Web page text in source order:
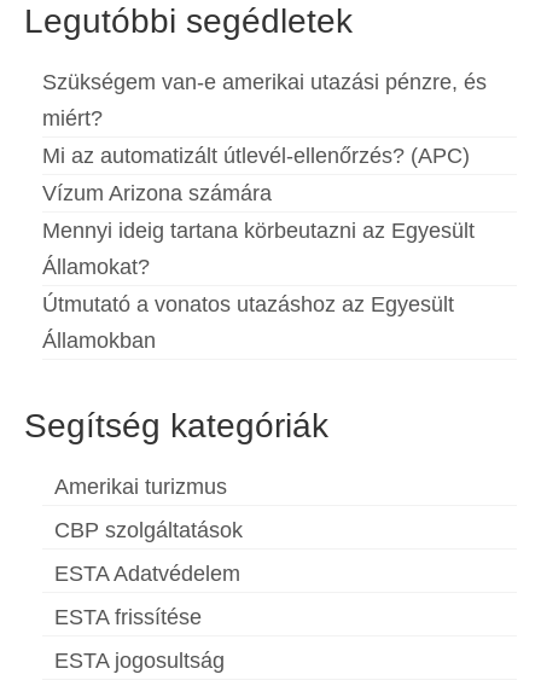
Legutóbbi segédletek
Szükségem van-e amerikai utazási pénzre, és
miért?
Mi az automatizált útlevél-ellenőrzés? (APC)
Vízum Arizona számára
Mennyi ideig tartana körbeutazni az Egyesült
Államokat?
Útmutató a vonatos utazáshoz az Egyesült
Államokban
Segítség kategóriák
Amerikai turizmus
CBP szolgáltatások
ESTA Adatvédelem
ESTA frissítése
ESTA jogosultság